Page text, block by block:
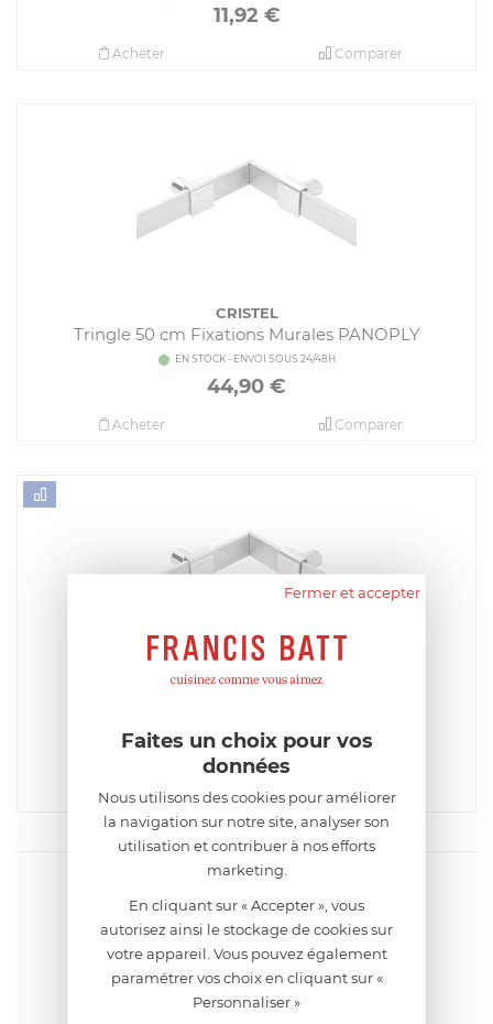
11,92 €
Comparer
Acheter
CRISTEL
Tringle 50 cm Fixations Murales PANOPLY
EN STOCK - ENVOI SOUS 24/48H
44,90 €
Comparer
Acheter
CRISTEL
59,90€
Comparer
Acheter
Fermer et accepter
Faites un choix pour vos
données
Nous utilisons des cookies pour améliorer
la navigation sur notre site, analyser son
utilisation et contribuer à nos efforts
marketing.
En cliquant sur « Accepter », vous
autorisez ainsi le stockage de cookies sur
votre appareil. Vous pouvez également
paramétrer vos choix en cliquant sur «
Personnaliser »